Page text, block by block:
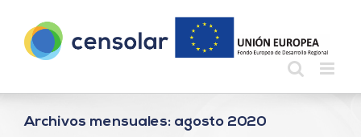
contenido
Archivos mensuales: agosto 2020